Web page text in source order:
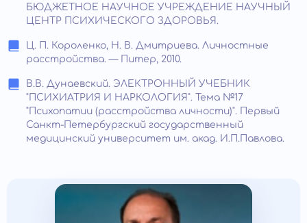
БЮДЖЕТНОЕ НАУЧНОЕ УЧРЕЖДЕНИЕ НАУЧНЫЙ
ЦЕНТР ПСИХИЧЕСКОГО ЗДОРОВЬЯ.
Ц. П. Короленко, Н. В. Дмитриева. Личностные
расстройства. — Питер, 2010.
В.В. Дунаевский. ЭЛЕКТРОННЫЙ УЧЕБНИК
"ПСИХИАТРИЯ И НАРКОЛОГИЯ"‎. ‎Тема №17
"Психопатии (расстройства личности)"‎. Первый
Санкт-Петербургский государственный
медицинский университет им. акад. И.П.Павлова.